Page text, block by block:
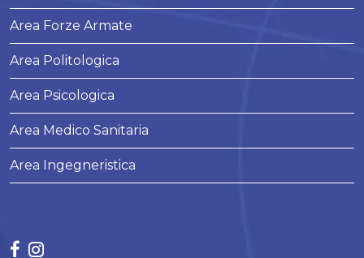
Area Forze Armate
Area Politologica
Area Psicologica
Area Medico Sanitaria
Area Ingegneristica